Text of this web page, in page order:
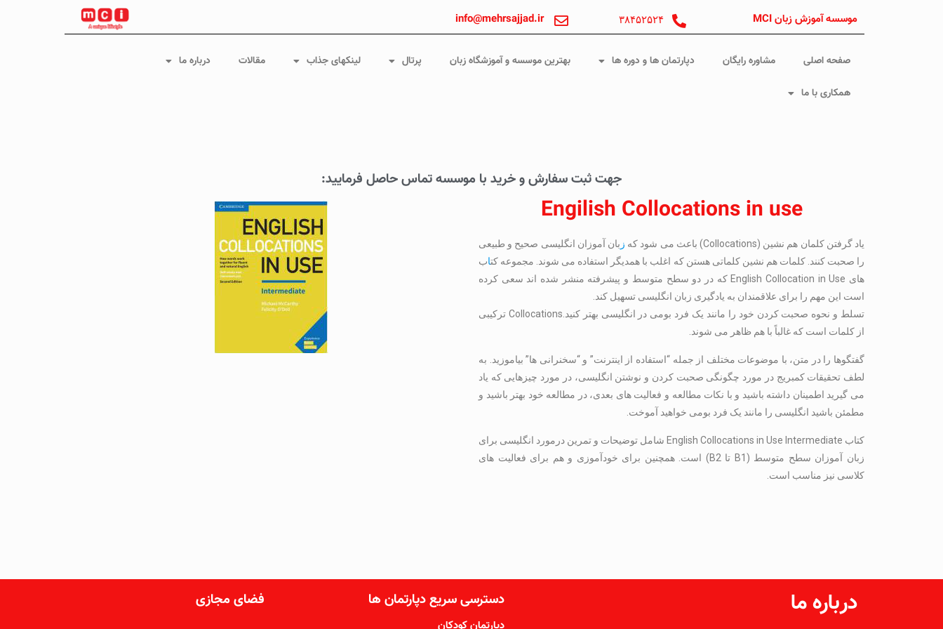
موسسه آموزش زبان MCI ۳۸۴۵۲۵۲۴ info@mehrsajjad.ir
صفحه اصلی مشاوره رایگان دپارتمان ها و دوره ها بهترین موسسه و آموزشگاه زبان پرتال لینکهای جذاب مقالات درباره ما
همکاری با ما
جهت ثبت سفارش و خرید با موسسه تماس حاصل فرمایید:
Engilish Collocations in use
یاد گرفتن کلمان هم نشین (Collocations) باعث می شود که ز بان آموزان انگلیسی صحیح و طبیعی
را صحبت کنند. کلمات هم نشین کلماتی هستن که اغلب با همدیگر استفاده می شوند. مجموعه کتاب
های English Collocation in Use که در دو سطح متوسط و پیشرفته منشر شده اند سعی کرده
است این مهم را برای علاقمندان به یادگیری زبان انگلیسی تسهیل کند.
تسلط و نحوه صحبت کردن خود را مانند یک فرد بومی در انگلیسی بهتر کنید.Collocations ترکیبی
از کلمات است که غالباً با هم ظاهر می شوند.
گفتگوها را در متن، با موضوعات مختلف از جمله “استفاده از اینترنت” و “سخنرانی ها” بیاموزید. به
لطف تحقیقات کمبریج در مورد چگونگی صحبت کردن و نوشتن انگلیسی، در مورد چیزهایی که یاد
می گیرید اطمینان داشته باشید و با نکات مطالعه و فعالیت های بعدی، در مطالعه خود بهتر باشید و
مطمئن باشید انگلیسی را مانند یک فرد بومی خواهید آموخت.
کتاب English Collocations in Use Intermediate شامل توضیحات و تمرین درمورد انگلیسی برای
زبان آموزان سطح متوسط (B1 تا B2) است. همچنین برای خودآموزی و هم برای فعالیت های
کلاسی نیز مناسب است.
درباره ما دسترسی سریع دپارتمان ها فضای مجازی